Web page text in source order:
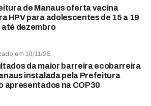
de Manaus oferta vacina
HPV para adolescentes de 15 a 19
até dezembro
em 10/11/25
da maior barreira ecobarreira
instalada pela Prefeitura
apresentados na COP30